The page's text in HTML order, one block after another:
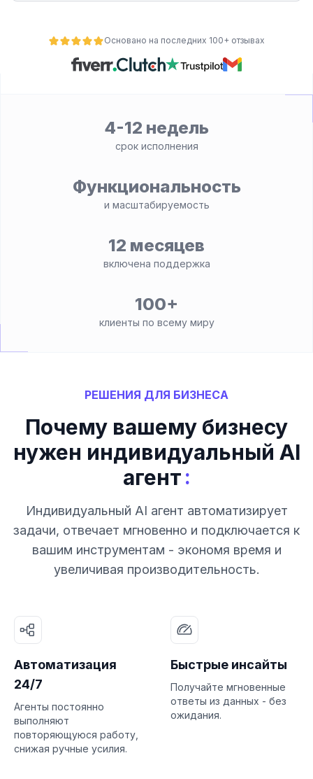
Основано на последних 100+ отзывах
4-12 недель
срок исполнения
Функциональность
и масштабируемость
12 месяцев
включена поддержка
100+
клиенты по всему миру
РЕШЕНИЯ ДЛЯ БИЗНЕСА
Почему вашему бизнесу
нужен индивидуальный AI
агент:
Индивидуальный AI агент автоматизирует
задачи, отвечает мгновенно и подключается к
вашим инструментам - экономя время и
увеличивая производительность.
Автоматизация
24/7
Агенты постоянно
выполняют
повторяющуюся работу,
снижая ручные усилия.
Быстрые инсайты
Получайте мгновенные
ответы из данных - без
ожидания.